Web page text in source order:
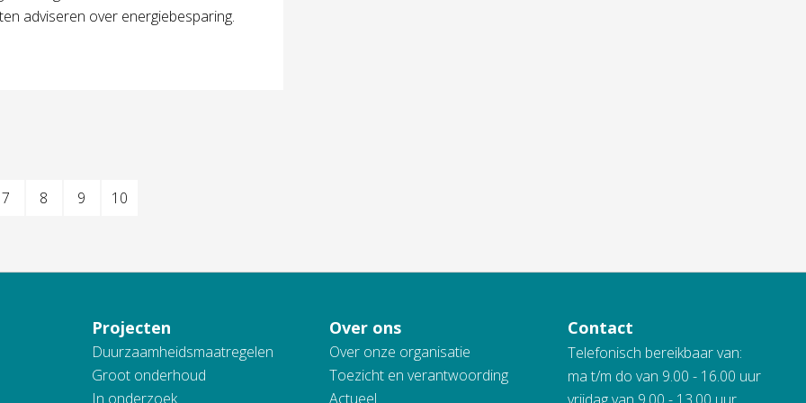
adviseren over energiebesparing.
7 8 9 10
Projecten
Duurzaamheidsmaatregelen
Groot onderhoud
In onderzoek
Over ons
Over onze organisatie
Toezicht en verantwoording
Actueel
Contact
Telefonisch bereikbaar van:
ma t/m do van 9.00 - 16.00 uur